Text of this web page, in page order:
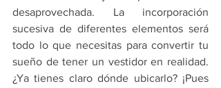
desaprovechada. La incorporación
sucesiva de diferentes elementos será
todo lo que necesitas para convertir tu
sueño de tener un vestidor en realidad.
¿Ya tienes claro dónde ubicarlo? ¡Pues